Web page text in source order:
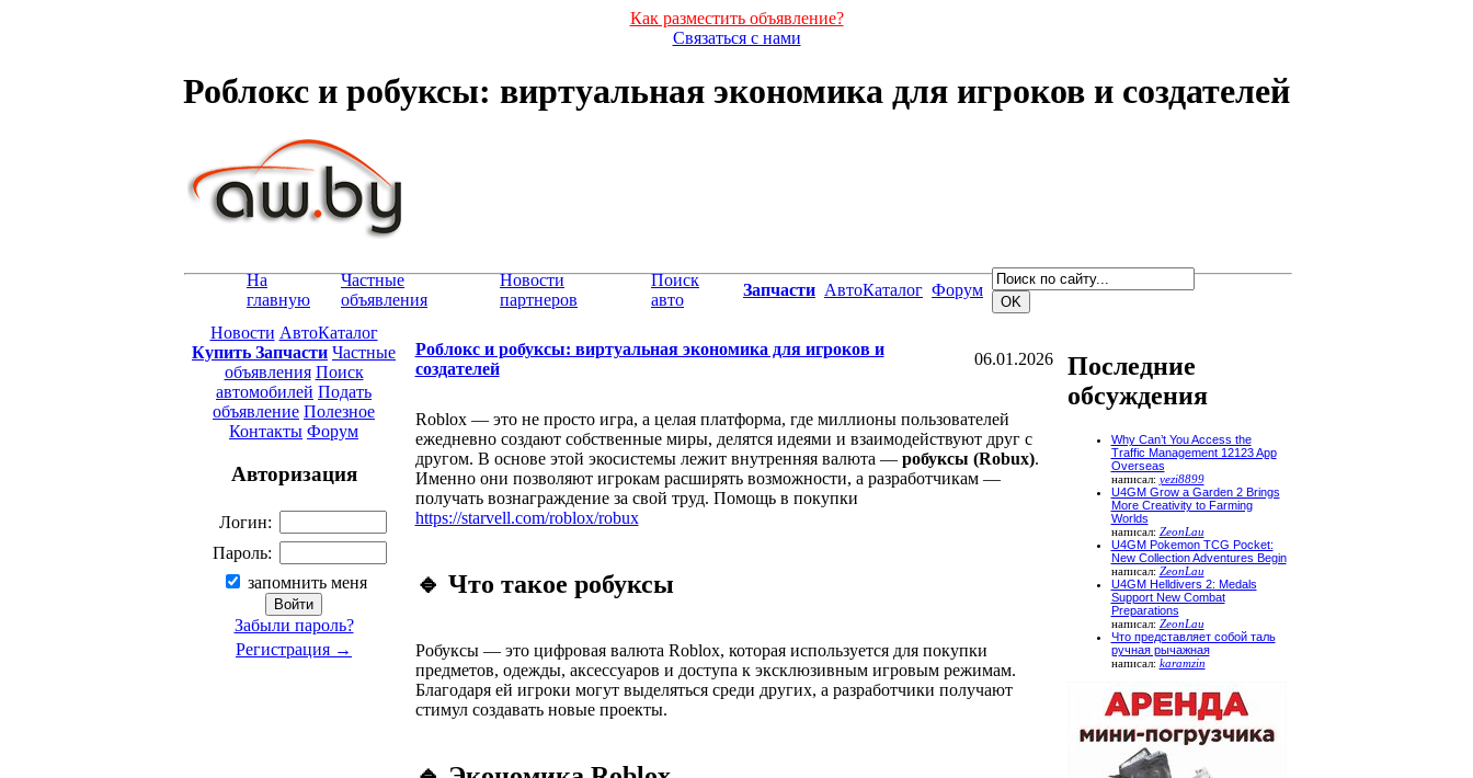
Как разместить объявление?
Связаться с нами
Роблокс и робуксы: виртуальная экономика для игроков и создателей
На
главную
Частные
объявления
Новости
партнеров
Поиск
авто
Запчасти АвтоКаталог Форум
Новости АвтоКаталог
Купить Запчасти Частные
объявления Поиск
автомобилей Подать
объявление Полезное
Контакты Форум
Авторизация
Логин:
Пароль:
запомнить меня
Забыли пароль?
Регистрация →
Роблокс и робуксы: виртуальная экономика для игроков и
создателей
06.01.2026
Roblox — это не просто игра, а целая платформа, где миллионы пользователей
ежедневно создают собственные миры, делятся идеями и взаимодействуют друг с
другом. В основе этой экосистемы лежит внутренняя валюта — робуксы (Robux).
Именно они позволяют игрокам расширять возможности, а разработчикам —
получать вознаграждение за свой труд. Помощь в покупки
https://starvell.com/roblox/robux
🔹 Что такое робуксы
Робуксы — это цифровая валюта Roblox, которая используется для покупки
предметов, одежды, аксессуаров и доступа к эксклюзивным игровым режимам.
Благодаря ей игроки могут выделяться среди других, а разработчики получают
стимул создавать новые проекты.
Последние
обсуждения
Why Can’t You Access the
Traffic Management 12123 App
Overseas
написал: yezi8899
U4GM Grow a Garden 2 Brings
More Creativity to Farming
Worlds
написал: ZeonLau
U4GM Pokemon TCG Pocket:
New Collection Adventures Begin
написал: ZeonLau
U4GM Helldivers 2: Medals
Support New Combat
Preparations
написал: ZeonLau
Что представляет собой таль
ручная рычажная
написал: karamzin